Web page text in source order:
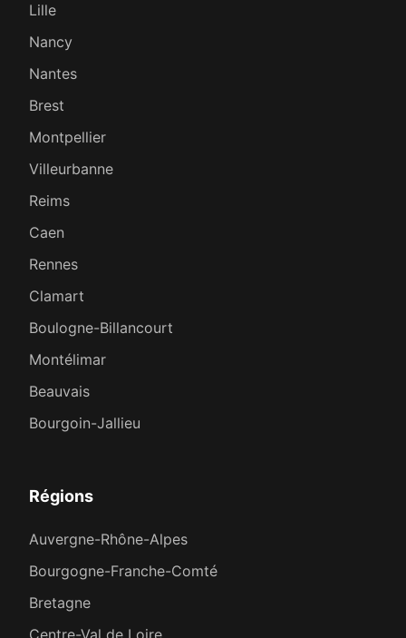
Lille
Nancy
Nantes
Brest
Montpellier
Villeurbanne
Reims
Caen
Rennes
Clamart
Boulogne-Billancourt
Montélimar
Beauvais
Bourgoin-Jallieu
Régions
Auvergne-Rhône-Alpes
Bourgogne-Franche-Comté
Bretagne